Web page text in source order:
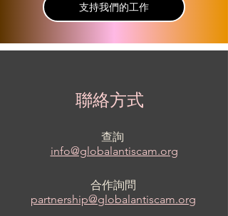
支持我們的工作
聯絡方式
查詢
info@globalantiscam.org
合作詢問
partnership@globalantiscam.org